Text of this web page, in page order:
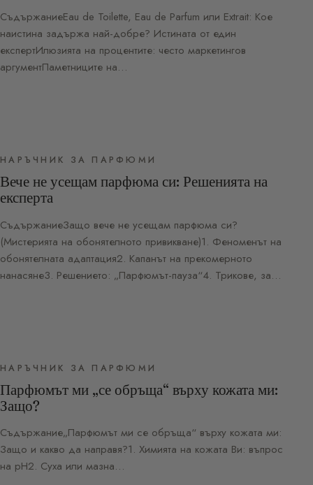
СъдържаниеEau de Toilette, Eau de Parfum или Extrait: Кое
наистина задържа най-добре? Истината от един
експертИлюзията на процентите: често маркетингов
аргументПаметниците на…
НАРЪЧНИК ЗА ПАРФЮМИ
Вече не усещам парфюма си: Решенията на
експерта
СъдържаниеЗащо вече не усещам парфюма си?
(Мистерията на обонятелното привикване)1. Феноменът на
обонятелната адаптация2. Капанът на прекомерното
нанасяне3. Решението: „Парфюмът-пауза“4. Трикове, за…
НАРЪЧНИК ЗА ПАРФЮМИ
Парфюмът ми „се обръща“ върху кожата ми:
Защо?
Съдържание„Парфюмът ми се обръща“ върху кожата ми:
Защо и какво да направя?1. Химията на кожата Ви: въпрос
на pH2. Суха или мазна…